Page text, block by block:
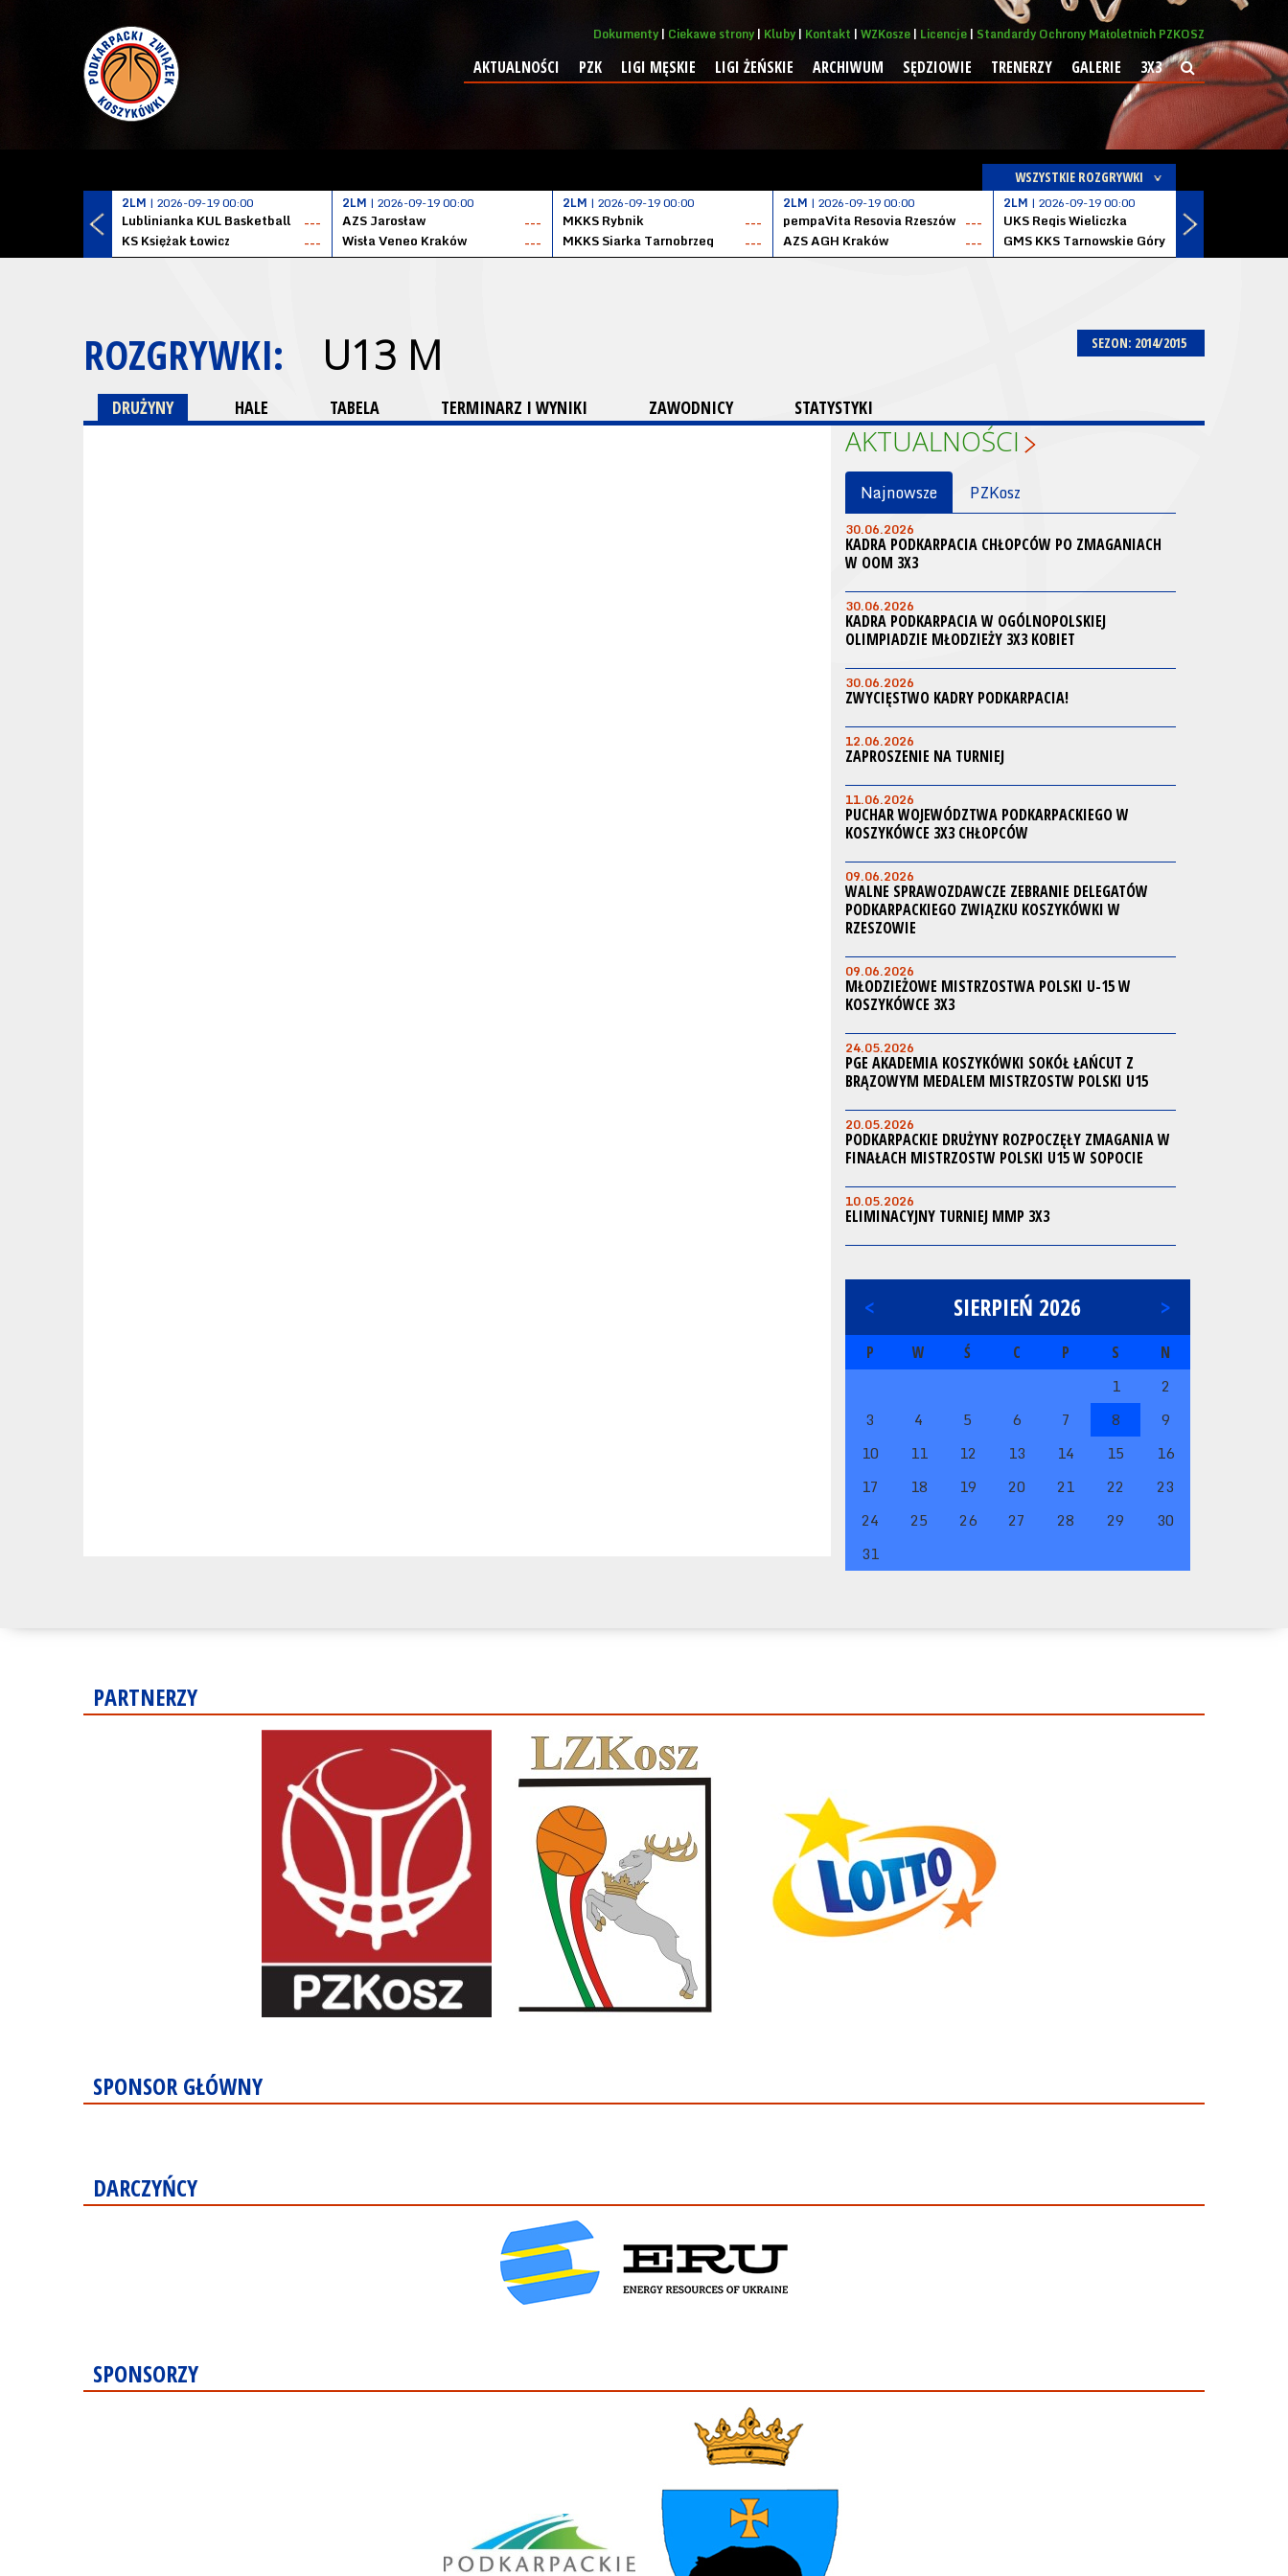
Dokumenty Ciekawe strony Kluby Kontakt WZKosze Licencje Standardy Ochrony Małoletnich PZKOSZ
AKTUALNOŚCI PZK LIGI MĘSKIE LIGI ŻEŃSKIE ARCHIWUM SĘDZIOWIE TRENERZY GALERIE 3X3
WSZYSTKIE ROZGRYWKI
2LM | 2026-09-19 00:00
Lublinianka KUL Basketball
---
KS Księżak Łowicz
---
2LM | 2026-09-19 00:00
AZS Jarosław
---
Wisła Veneo Kraków
---
2LM | 2026-09-19 00:00
MKKS Rybnik
---
MKKS Siarka Tarnobrzeg
---
2LM | 2026-09-19 00:00
pempaVita Resovia Rzeszów ---
AZS AGH Kraków
---
2LM | 2026-09-19 00:00
UKS Regis Wieliczka
---
GMS KKS Tarnowskie Góry
SEZON: 2014/2015
ROZGRYWKI: U13 M
DRUŻYNY HALE TABELA TERMINARZ I WYNIKI ZAWODNICY STATYSTYKI
AKTUALNOŚCI
Najnowsze PZKosz
30.06.2026
KADRA PODKARPACIA CHŁOPCÓW PO ZMAGANIACH
W OOM 3X3
30.06.2026
KADRA PODKARPACIA W OGÓLNOPOLSKIEJ
OLIMPIADZIE MŁODZIEŻY 3X3 KOBIET
30.06.2026
ZWYCIĘSTWO KADRY PODKARPACIA!
12.06.2026
ZAPROSZENIE NA TURNIEJ
11.06.2026
PUCHAR WOJEWÓDZTWA PODKARPACKIEGO W
KOSZYKÓWCE 3X3 CHŁOPCÓW
09.06.2026
WALNE SPRAWOZDAWCZE ZEBRANIE DELEGATÓW
PODKARPACKIEGO ZWIĄZKU KOSZYKÓWKI W
RZESZOWIE
09.06.2026
MŁODZIEŻOWE MISTRZOSTWA POLSKI U-15 W
KOSZYKÓWCE 3X3
24.05.2026
PGE AKADEMIA KOSZYKÓWKI SOKÓŁ ŁAŃCUT Z
BRĄZOWYM MEDALEM MISTRZOSTW POLSKI U15
20.05.2026
PODKARPACKIE DRUŻYNY ROZPOCZĘŁY ZMAGANIA W
FINAŁACH MISTRZOSTW POLSKI U15 W SOPOCIE
10.05.2026
ELIMINACYJNY TURNIEJ MMP 3X3
< SIERPIEŃ 2026 >
P W Ś C P S N
1
2
3
4 5 6 7 8
9
10
11 12 13 14 15
16
17
18 19 20 21 22
23
24
25 26 27 28 29
30
31
PARTNERZY
SPONSOR GŁÓWNY
DARCZYŃCY
SPONSORZY